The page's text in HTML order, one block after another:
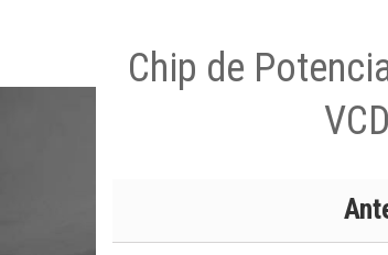
Chip de